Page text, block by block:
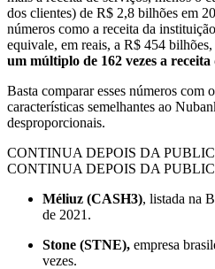
dos clientes) de R$ 2,8 bilhões em
números como a receita da
equivale, em reais, a R$ 454 bilhões,
um múltiplo de 162 vezes a receita
Basta comparar esses números com
características semelhantes ao
desproporcionais.
CONTINUA DEPOIS DA
CONTINUA DEPOIS DA
Méliuz (CASH3), listada na
de 2021.
Stone (STNE), empresa
vezes.